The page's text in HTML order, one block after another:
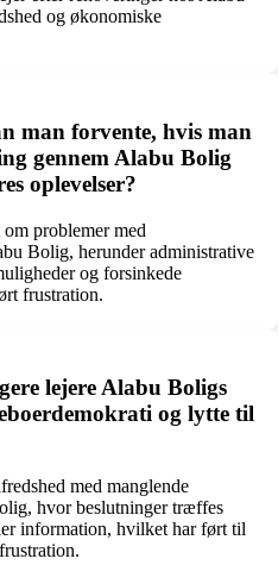
og økonomiske
man forvente, hvis man
gennem Alabu Bolig
oplevelser?
problemer med
Bolig, herunder administrative
og forsinkede
frustration.
lejere Alabu Boligs
og lytte til
med manglende
hvor beslutninger træffes
information, hvilket har ført til